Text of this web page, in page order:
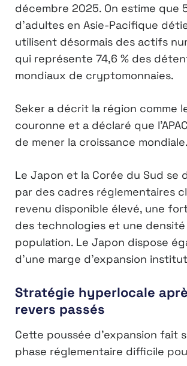
décembre 2025. On estime que
d’adultes en Asie-Pacifique
utilisent désormais des actifs
qui représente 74,6 % des
mondiaux de cryptomonnaies.
Seker a décrit la région comme
couronne et a déclaré que
de mener la croissance mondiale.
Le Japon et la Corée du Sud se
par des cadres réglementaires
revenu disponible élevé, une
des technologies et une
population. Le Japon dispose
d’une marge d’expansion
Stratégie hyperlocale
revers passés
Cette poussée d’expansion fait
phase réglementaire difficile